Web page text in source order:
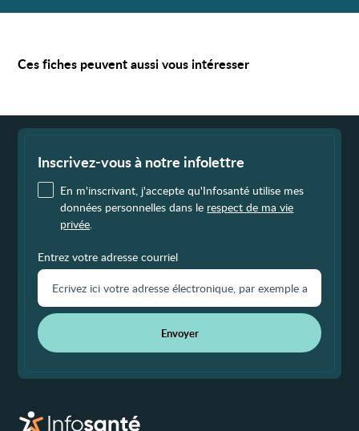
Ces fiches peuvent aussi vous intéresser
Inscrivez-vous à notre infolettre
En m'inscrivant, j'accepte qu'Infosanté utilise mes
données personnelles dans le respect de ma vie
privée
Entrez votre adresse courriel
Envoyer